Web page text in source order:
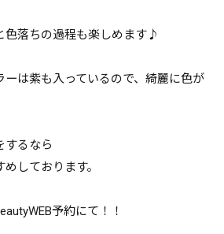
色落ちの過程も楽しめます♪
ーは紫も入っているので、綺麗に色が
するなら
しております。
予約にて！！